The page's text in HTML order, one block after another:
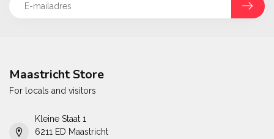
Maastricht Store
For locals and visitors
Kleine Staat 1
6211 ED Maastricht